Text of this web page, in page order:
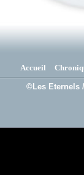
Accueil
©Les Eternels